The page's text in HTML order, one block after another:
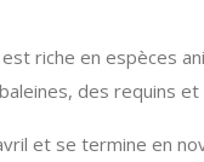
riche en espèces
des requins et
et se termine en